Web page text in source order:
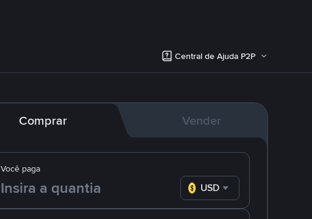
Central de Ajuda P2P
Comprar Vender
Você paga
USD